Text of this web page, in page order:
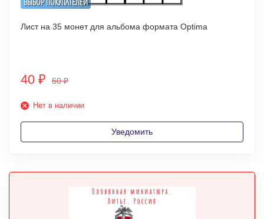
Лист на 35 монет для альбома формата Optima
40 ₽ 60₽
Нет в наличии
Уведомить